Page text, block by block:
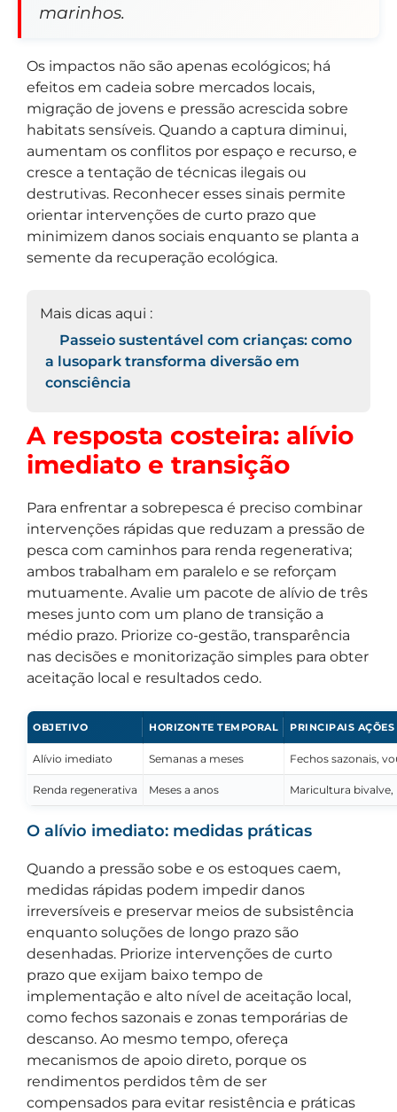
marinhos.
Os impactos não são apenas ecológicos; há
efeitos em cadeia sobre mercados locais,
migração de jovens e pressão acrescida sobre
habitats sensíveis. Quando a captura diminui,
aumentam os conflitos por espaço e recurso, e
cresce a tentação de técnicas ilegais ou
destrutivas. Reconhecer esses sinais permite
orientar intervenções de curto prazo que
minimizem danos sociais enquanto se planta a
semente da recuperação ecológica.
Mais dicas aqui :
Passeio sustentável com crianças: como
a lusopark transforma diversão em
consciência
A resposta costeira: alívio
imediato e transição
Para enfrentar a sobrepesca é preciso combinar
intervenções rápidas que reduzam a pressão de
pesca com caminhos para renda regenerativa;
ambos trabalham em paralelo e se reforçam
mutuamente. Avalie um pacote de alívio de três
meses junto com um plano de transição a
médio prazo. Priorize co-gestão, transparência
nas decisões e monitorização simples para obter
aceitação local e resultados cedo.
OBJETIVO HORIZONTE TEMPORAL PRINCIPAIS AÇÕES
Alívio imediato Semanas a meses Fechos sazonais,
Renda regenerativa Meses a anos Maricultura
O alívio imediato: medidas práticas
Quando a pressão sobe e os estoques caem,
medidas rápidas podem impedir danos
irreversíveis e preservar meios de subsistência
enquanto soluções de longo prazo são
desenhadas. Priorize intervenções de curto
prazo que exijam baixo tempo de
implementação e alto nível de aceitação local,
como fechos sazonais e zonas temporárias de
descanso. Ao mesmo tempo, ofereça
mecanismos de apoio direto, porque os
rendimentos perdidos têm de ser
compensados para evitar resistência e práticas